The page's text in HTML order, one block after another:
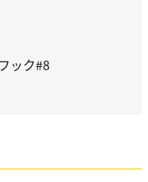
ック#8